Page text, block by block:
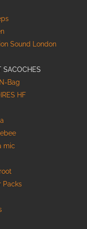
Sound London
SACOCHES
Bag
HF
mic
Packs